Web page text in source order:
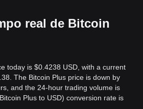
real de Bitcoin
today is $0.4238 USD, with a current
The Bitcoin Plus price is down by
and the 24-hour trading volume is
Plus to USD) conversion rate is